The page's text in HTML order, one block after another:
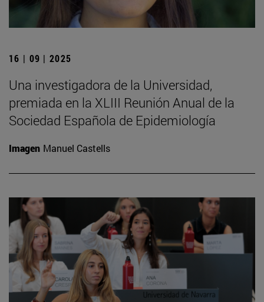
16 | 09 | 2025
Una investigadora de la Universidad,
premiada en la XLIII Reunión Anual de la
Sociedad Española de Epidemiología
Imagen Manuel Castells